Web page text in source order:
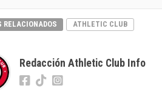
RELACIONADOS ATHLETIC CLUB
Redacción Athletic Club Info